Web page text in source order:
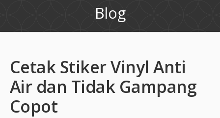
Blog
Cetak Stiker Vinyl Anti
Air dan Tidak Gampang
Copot